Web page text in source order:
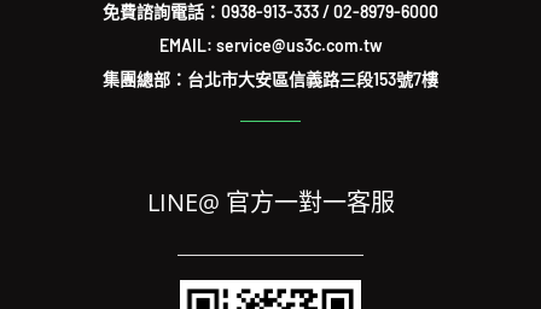
免費諮詢電話： 0938-913-333/02-8979-6000
EMAIL: service@us3c.com.tw
集團總部：台北市大安區信義路三段153號7樓
LINE@ 官方一對一客服